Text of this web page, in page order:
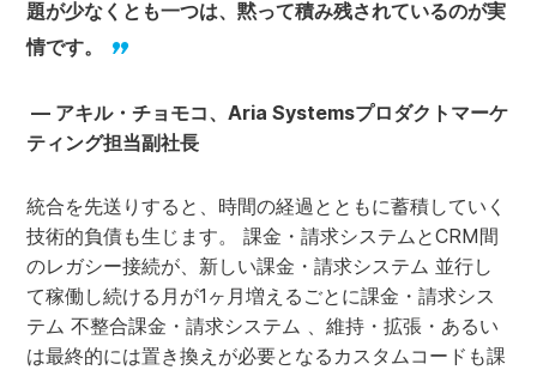
題が少なくとも一つは、黙って積み残されているのが実
情です。
— アキル・チョモコ、Aria Systemsプロダクトマーケ
ティング担当副社長
統合を先送りすると、時間の経過とともに蓄積していく
技術的負債も生じます。 課金・請求システムとCRM間
のレガシー接続が、新しい課金・請求システム 並行し
て稼働し続ける月が1ヶ月増えるごとに課金・請求シス
テム 不整合課金・請求システム 、維持・拡張・あるい
は最終的には置き換えが必要となるカスタムコードも課